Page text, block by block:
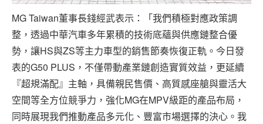
MG Taiwan董事長錢經武表示：「我們積極對應政策調
整，透過中華汽車多年累積的技術底蘊與供應鏈整合優
勢，讓HS與ZS等主力車型的銷售節奏恢復正軌。今日發
表的G50 PLUS，不僅帶動產業鏈創造實質效益，更延續
『超規滿配』主軸，具備親民售價、高質感座艙與靈活大
空間等全方位競爭力，強化MG在MPV級距的產品布局，
同時展現我們推動產品多元化、豐富市場選擇的決心。我